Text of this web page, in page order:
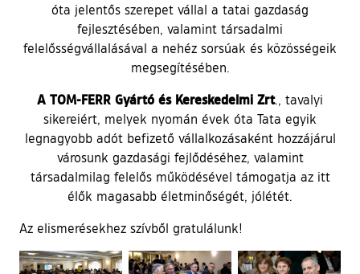
óta jelentős szerepet vállal a tatai gazdaság
fejlesztésében, valamint társadalmi
felelősségvállalásával a nehéz sorsúak és közösségeik
megsegítésében.
A TOM-FERR Gyártó és Kereskedelmi Zrt., tavalyi
sikereiért, melyek nyomán évek óta Tata egyik
legnagyobb adót befizető vállalkozásaként hozzájárul
városunk gazdasági fejlődéséhez, valamint
társadalmilag felelős működésével támogatja az itt
élők magasabb életminőségét, jólétét.
Az elismerésekhez szívből gratulálunk!
Ugrás a galéria utánra